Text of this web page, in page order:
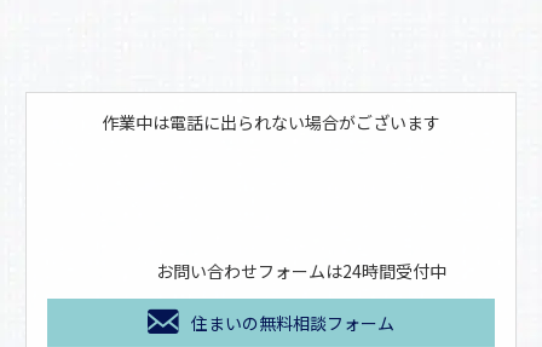
作業中は電話に出られない場合がございます
お問い合わせフォームは24時間受付中
住まいの無料相談フォーム